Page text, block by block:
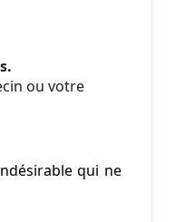
ou votre
qui ne